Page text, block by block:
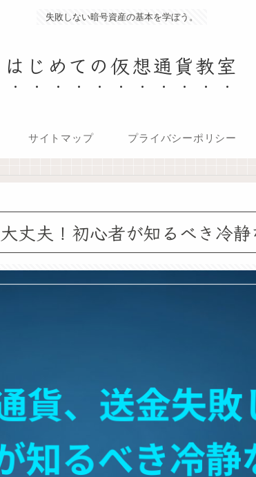
失敗しない暗号資産の基本を学ぼう。
はじめての仮想通貨教室
サイトマップ プライバシーポリシー
丈夫！初心者が知るべき冷